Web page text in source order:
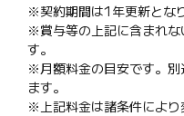
※契約期間は1年更新とな
※賞与等の上記に含まれ
す。
※月額料金の目安です。別
ます。
※上記料金は諸条件により